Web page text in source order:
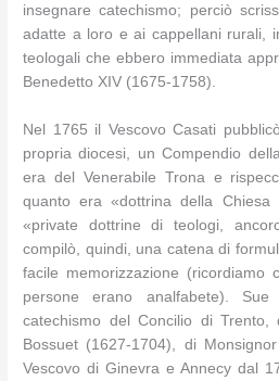
insegnare catechismo; perciò
adatte a loro e ai cappellani rurali,
teologali che ebbero immediata
Benedetto XIV (1675-1758).
Nel 1765 il Vescovo Casati
propria diocesi, un Compendio
era del Venerabile Trona e
quanto era «dottrina della Chiesa
«private dottrine di teologi,
compilò, quindi, una catena di
facile memorizzazione (ricordiamo
persone erano analfabete).
catechismo del Concilio di Trento,
Bossuet (1627-1704), di
Vescovo di Ginevra e Annecy dal